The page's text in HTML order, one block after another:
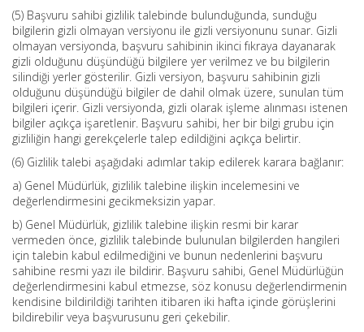
(5) Başvuru sahibi gizlilik talebinde bulunduğunda, sunduğu
bilgilerin gizli olmayan versiyonu ile gizli versiyonunu sunar. Gizli
olmayan versiyonda, başvuru sahibinin ikinci fıkraya dayanarak
gizli olduğunu düşündüğü bilgilere yer verilmez ve bu bilgilerin
silindiği yerler gösterilir. Gizli versiyon, başvuru sahibinin gizli
olduğunu düşündüğü bilgiler de dahil olmak üzere, sunulan tüm
bilgileri içerir. Gizli versiyonda, gizli olarak işleme alınması istenen
bilgiler açıkça işaretlenir. Başvuru sahibi, her bir bilgi grubu için
gizliliğin hangi gerekçelerle talep edildiğini açıkça belirtir.
(6) Gizlilik talebi aşağıdaki adımlar takip edilerek karara bağlanır:
a) Genel Müdürlük, gizlilik talebine ilişkin incelemesini ve
değerlendirmesini gecikmeksizin yapar.
b) Genel Müdürlük, gizlilik talebine ilişkin resmi bir karar
vermeden önce, gizlilik talebinde bulunulan bilgilerden hangileri
için talebin kabul edilmediğini ve bunun nedenlerini başvuru
sahibine resmi yazı ile bildirir. Başvuru sahibi, Genel Müdürlüğün
değerlendirmesini kabul etmezse, söz konusu değerlendirmenin
kendisine bildirildiği tarihten itibaren iki hafta içinde görüşlerini
bildirebilir veya başvurusunu geri çekebilir.